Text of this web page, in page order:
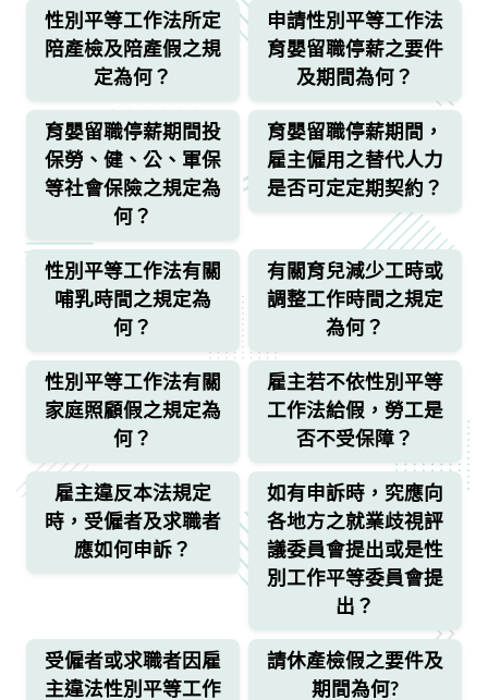
性別平等工作法所定
陪產檢及陪產假之規
定為何？
申請性別平等工作法
育嬰留職停薪之要件
及期間為何？
育嬰留職停薪期間投
保勞、健、公、軍保
等社會保險之規定為
何？
育嬰留職停薪期間，
雇主僱用之替代人力
是否可定定期契約？
性別平等工作法有關
哺乳時間之規定為
何？
有關育兒減少工時或
調整工作時間之規定
為何？
性別平等工作法有關
家庭照顧假之規定為
何？
雇主若不依性別平等
工作法給假，勞工是
否不受保障？
雇主違反本法規定
時，受僱者及求職者
應如何申訴？
如有申訴時，究應向
各地方之就業歧視評
議委員會提出或是性
別工作平等委員會提
出？
受僱者或求職者因雇
主違法性別平等工作
請休產檢假之要件及
期間為何?